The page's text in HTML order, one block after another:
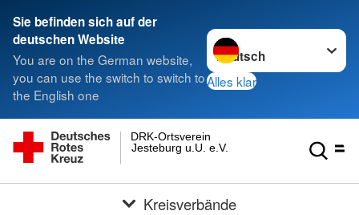
Sie befinden sich auf der
deutschen Website
You are on the German website,
you can use the switch to switch to
the English one
Sprache wechseln zu
Alles klar
Jesteburg u.U. e.V.
DRK-Ortsverein
Kreisverbände